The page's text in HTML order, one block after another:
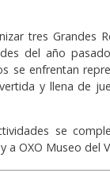
tres Grandes
del año
se enfrentan
y llena de
se
a OXO Museo del